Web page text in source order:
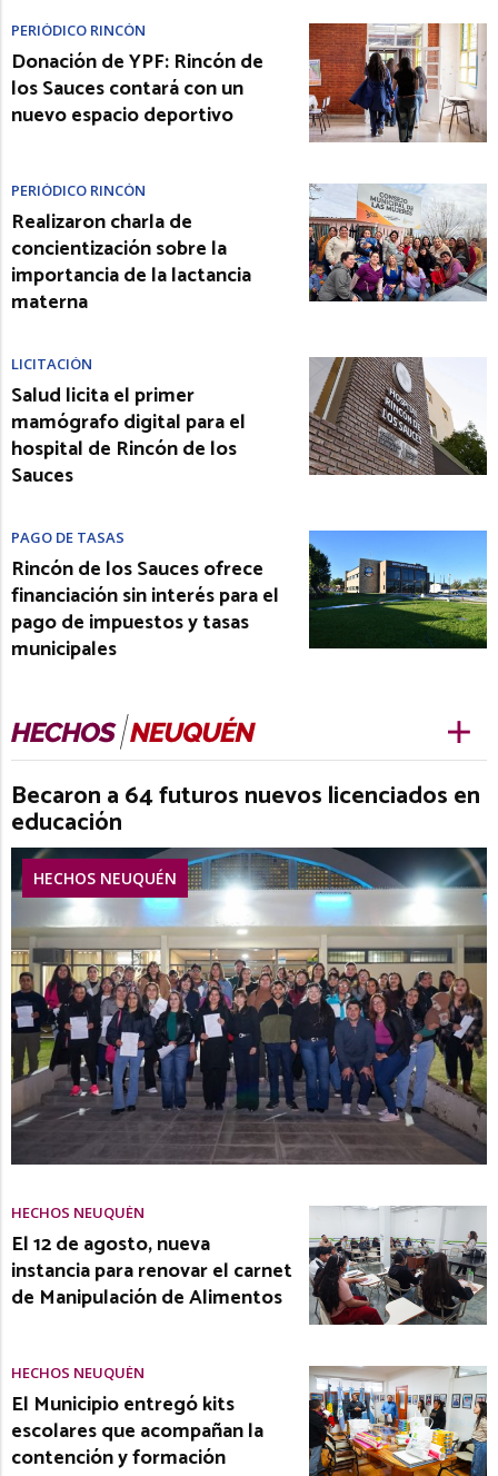
PERIÓDICO RINCÓN
Donación de YPF: Rincón de
los Sauces contará con un
nuevo espacio deportivo
PERIÓDICO RINCÓN
Realizaron charla de
concientización sobre la
importancia de la lactancia
materna
LICITACIÓN
Salud licita el primer
mamógrafo digital para el
hospital de Rincón de los
Sauces
PAGO DE TASAS
Rincón de los Sauces ofrece
financiación sin interés para el
pago de impuestos y tasas
municipales
Becaron a 64 futuros nuevos licenciados en
educación
HECHOS NEUQUÉN
HECHOS NEUQUÉN
El 12 de agosto, nueva
instancia para renovar el carnet
de Manipulación de Alimentos
HECHOS NEUQUÉN
El Municipio entregó kits
escolares que acompañan la
contención y formación